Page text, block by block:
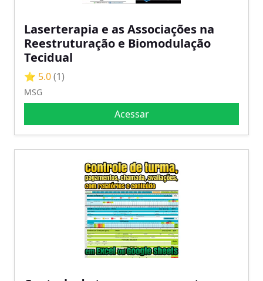
Laserterapia e as Associações na
Reestruturação e Biomodulação
Tecidual
⭐ 5.0(1)
MSG
Acessar